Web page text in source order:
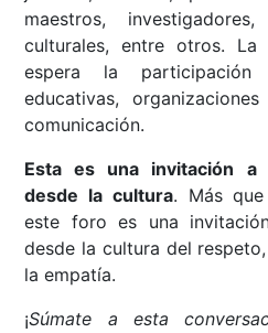
maestros,
culturales, entre otros.
espera la
educativas,
comunicación.
Esta es una invitación a
desde la cultura. Más
este foro es una
desde la cultura del
la empatía.
¡Súmate a esta